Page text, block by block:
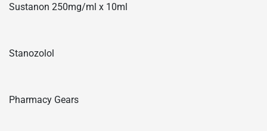
Sustanon 250mg/ml x 10ml
Stanozolol
Pharmacy Gears